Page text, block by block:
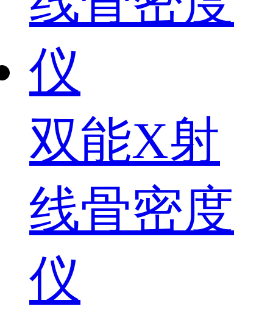
双能X射
线骨密度
仪